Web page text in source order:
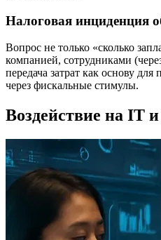
Налоговая инциденция
Вопрос не только «сколько
компанией, сотрудниками
передача затрат как основу
через фискальные стимулы.
Воздействие на IT